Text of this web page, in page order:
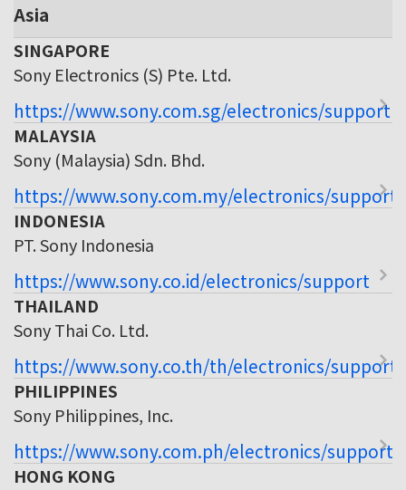
Asia
SINGAPORE
Sony Electronics (S) Pte. Ltd.
https://www.sony.com.sg/electronics/support
MALAYSIA
Sony (Malaysia) Sdn. Bhd.
https://www.sony.com.my/electronics/support
INDONESIA
PT. Sony Indonesia
https://www.sony.co.id/electronics/support
THAILAND
Sony Thai Co. Ltd.
https://www.sony.co.th/th/electronics/support
PHILIPPINES
Sony Philippines, Inc.
https://www.sony.com.ph/electronics/support
HONG KONG